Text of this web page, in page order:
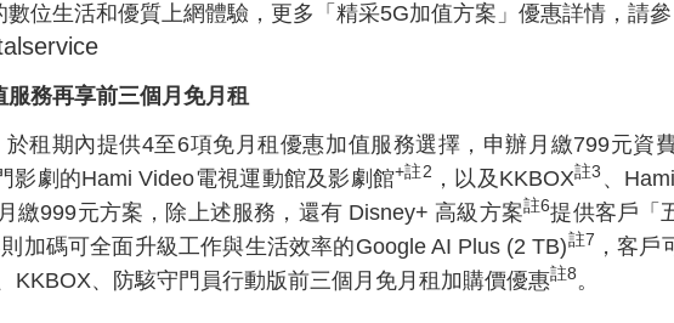
位生活和優質上網體驗，更多「精采5G加值方案」優惠詳情，請參
務再享前三個月免月租
期內提供4至6項免月租優惠加值服務選擇，申辦月繳799元資
影劇的Hami Video電視運動館及影劇館+註2 ，以及KKBOX註3 、
繳999元方案，除上述服務，還有 Disney+ 高級方案註6提供客戶「
加碼可全面升級工作與生活效率的Google AI Plus (2 TB)註7 ，客
KKBOX、防駭守門員行動版前三個月免月租加購價優惠註8。